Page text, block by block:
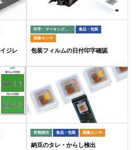
ジレ
印字・マーキング検査
食品・包装
画像センサ
包装フィルムの日付印字確認
有無検出 食品・包装 画像センサ
納豆のタレ・からし検出